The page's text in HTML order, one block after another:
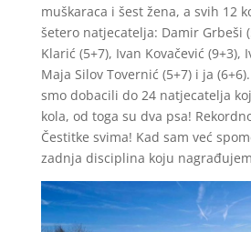
muškaraca i šest žena, a svih 12
šetero natjecatelja: Damir Grbeši
Klarić (5+7), Ivan Kovačević (9+3),
Maja Silov Tovernić (5+7) i ja
smo dobacili do 24 natjecatelja
kola, od toga su dva psa!
Čestitke svima! Kad sam već
zadnja disciplina koju